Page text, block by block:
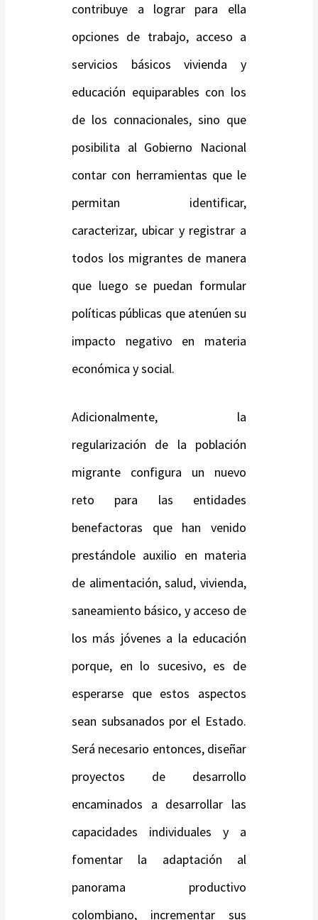
contribuye a lograr para ella
opciones de trabajo, acceso a
servicios básicos vivienda y
educación equiparables con los
de los connacionales, sino que
posibilita al Gobierno Nacional
contar con herramientas que le
permitan identificar,
caracterizar, ubicar y registrar a
todos los migrantes de manera
que luego se puedan formular
políticas públicas que atenúen su
impacto negativo en materia
económica y social.
Adicionalmente, la
regularización de la población
migrante configura un nuevo
reto para las entidades
benefactoras que han venido
prestándole auxilio en materia
de alimentación, salud, vivienda,
saneamiento básico, y acceso de
los más jóvenes a la educación
porque, en lo sucesivo, es de
esperarse que estos aspectos
sean subsanados por el Estado.
Será necesario entonces, diseñar
proyectos de desarrollo
encaminados a desarrollar las
capacidades individuales y a
fomentar la adaptación al
panorama productivo
colombiano, incrementar sus